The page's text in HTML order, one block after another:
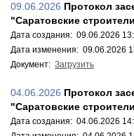
09.06.2026 Протокол
"Саратовские
Дата создания: 09.06.2026
Дата изменения: 09.06.2026
Документ: Загрузить
04.06.2026 Протокол
"Саратовские
Дата создания: 04.06.2026